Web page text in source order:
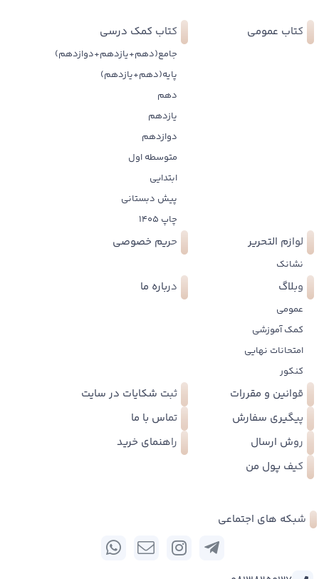
کتاب عمومی کتاب کمک درسی
جامع(دهم+یازدهم+دوازدهم)
پایه(دهم+یازدهم)
دهم
یازدهم
دوازدهم
متوسطه اول
ابتدایی
پیش دبستانی
چاپ 1405
لوازم التحریر
نشانک
حریم خصوصی
وبلاگ
عمومی
کمک آموزشی
امتحانات نهایی
کنکور
درباره ما
قوانین و مقررات
ثبت شکایات در سایت
پیگیری سفارش
تماس با ما
روش ارسال
راهنمای خرید
کیف پول من
شبکه های اجتماعی